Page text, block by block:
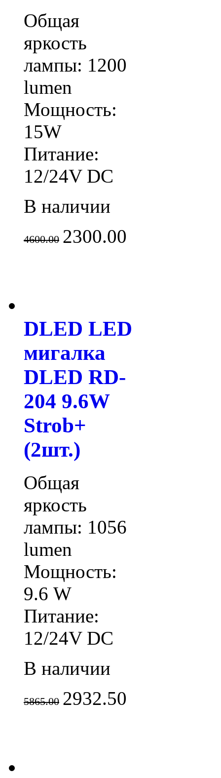
Общая
яркость
лампы: 1200
lumen
Мощность:
15W
Питание:
12/24V DC
В наличии
4600.00 2300.00
DLED LED
мигалка
DLED RD-
204 9.6W
Strob+
(2шт.)
Общая
яркость
лампы: 1056
lumen
Мощность:
9.6 W
Питание:
12/24V DC
В наличии
5865.00 2932.50